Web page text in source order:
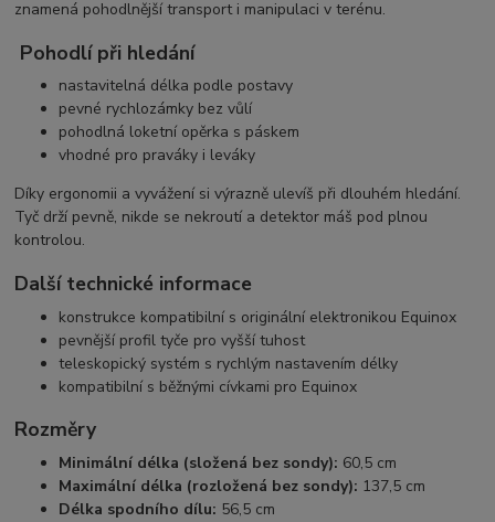
znamená pohodlnější transport i manipulaci v terénu.
Pohodlí při hledání
nastavitelná délka podle postavy
pevné rychlozámky bez vůlí
pohodlná loketní opěrka s páskem
vhodné pro praváky i leváky
Díky ergonomii a vyvážení si výrazně ulevíš při dlouhém hledání.
Tyč drží pevně, nikde se nekroutí a detektor máš pod plnou
kontrolou.
Další technické informace
konstrukce kompatibilní s originální elektronikou Equinox
pevnější profil tyče pro vyšší tuhost
teleskopický systém s rychlým nastavením délky
kompatibilní s běžnými cívkami pro Equinox
Rozměry
Minimální délka (složená bez sondy): 60,5 cm
Maximální délka (rozložená bez sondy): 137,5 cm
Délka spodního dílu: 56,5 cm